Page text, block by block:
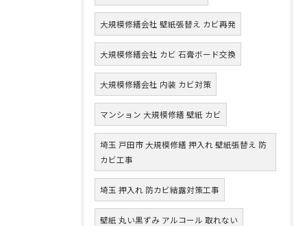
大規模修繕会社 壁紙張替え カビ再発
大規模修繕会社 カビ 石膏ボード交換
大規模修繕会社 内装 カビ対策
マンション 大規模修繕 壁紙 カビ
埼玉 戸田市 大規模修繕 押入れ 壁紙張替え 防
カビ工事
埼玉 押入れ 防カビ結露対策工事
壁紙 丸い黒ずみ アルコール 取れない